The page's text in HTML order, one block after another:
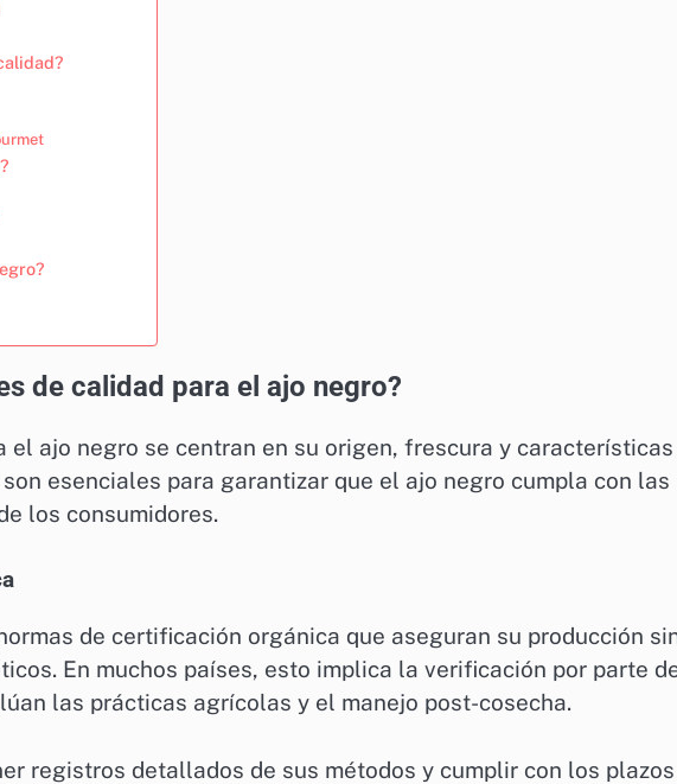
de calidad para el ajo negro?
el ajo negro se centran en su origen, frescura y características
esenciales para garantizar que el ajo negro cumpla con las
los consumidores.
de certificación orgánica que aseguran su producción
En muchos países, esto implica la verificación por parte
las prácticas agrícolas y el manejo post-cosecha.
registros detallados de sus métodos y cumplir con los plazos